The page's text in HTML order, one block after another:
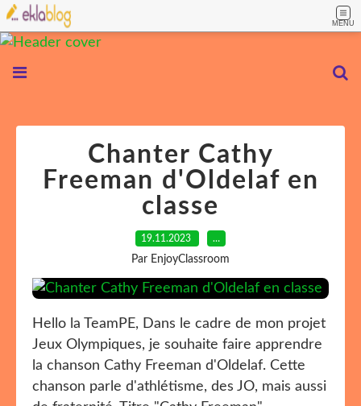
MENU
Chanter Cathy
Freeman d'Oldelaf en
classe
19.11.2023 …
Par EnjoyClassroom
Hello la TeamPE, Dans le cadre de mon projet
Jeux Olympiques, je souhaite faire apprendre
la chanson Cathy Freeman d'Oldelaf. Cette
chanson parle d'athlétisme, des JO, mais aussi